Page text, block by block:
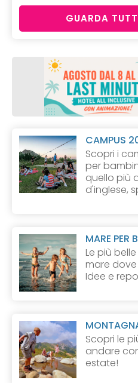
GUARDA
CAMPUS
Scopri i
per
quello più
d'inglese,
MARE PER
Le più
mare
Idee e
Scopri le
andare
estate!